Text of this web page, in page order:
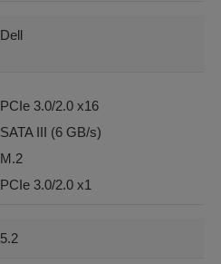
Dell
PCIe 3.0/2.0 x16
SATA III (6 GB/s)
M.2
PCIe 3.0/2.0 x1
5.2